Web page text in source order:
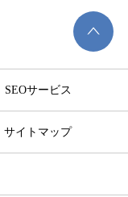
SEOサービス
サイトマップ